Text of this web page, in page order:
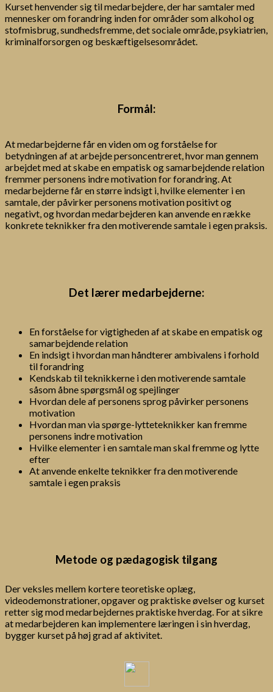
Kurset henvender sig til medarbejdere, der har samtaler med
mennesker om forandring inden for områder som alkohol og
stofmisbrug, sundhedsfremme, det sociale område, psykiatrien,
kriminalforsorgen og beskæftigelsesområdet.
Formål:
At medarbejderne får en viden om og forståelse for
betydningen af at arbejde personcentreret, hvor man gennem
arbejdet med at skabe en empatisk og samarbejdende relation
fremmer personens indre motivation for forandring. At
medarbejderne får en større indsigt i, hvilke elementer i en
samtale, der påvirker personens motivation positivt og
negativt, og hvordan medarbejderen kan anvende en række
konkrete teknikker fra den motiverende samtale i egen praksis.
Det lærer medarbejderne:
En forståelse for vigtigheden af at skabe en empatisk og
samarbejdende relation
En indsigt i hvordan man håndterer ambivalens i forhold
til forandring
Kendskab til teknikkerne i den motiverende samtale
såsom åbne spørgsmål og spejlinger
Hvordan dele af personens sprog påvirker personens
motivation
Hvordan man via spørge-lytteteknikker kan fremme
personens indre motivation
Hvilke elementer i en samtale man skal fremme og lytte
efter
At anvende enkelte teknikker fra den motiverende
samtale i egen praksis
Metode og pædagogisk tilgang
Der veksles mellem kortere teoretiske oplæg,
videodemonstrationer, opgaver og praktiske øvelser og kurset
retter sig mod medarbejdernes praktiske hverdag. For at sikre
at medarbejderen kan implementere læringen i sin hverdag,
bygger kurset på høj grad af aktivitet.